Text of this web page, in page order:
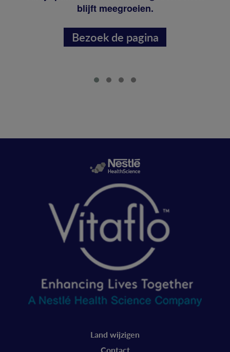
blijft meegroeien.
Bezoek de pagina
Land wijzigen
Contact